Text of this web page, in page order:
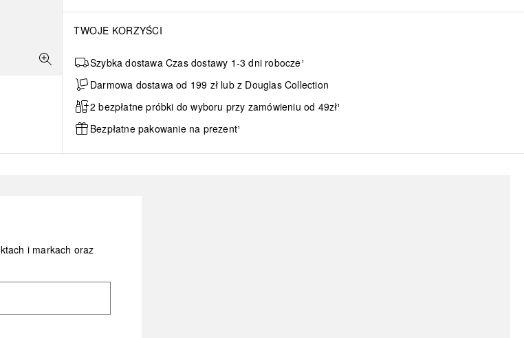
TWOJE KORZYŚCI
Szybka dostawa Czas dostawy 1-3 dni robocze¹
Darmowa dostawa od 199 zł lub z Douglas Collection
2 bezpłatne próbki do wyboru przy zamówieniu od 49zł¹
Bezpłatne pakowanie na prezent¹
i markach oraz